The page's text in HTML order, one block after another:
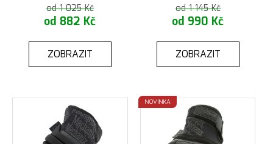
od 1 025 Kč
od 882 Kč
ZOBRAZIT
od 1 145 Kč
od 990 Kč
ZOBRAZIT
NOVINKA